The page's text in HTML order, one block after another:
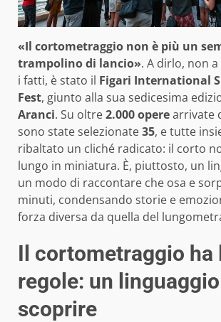
«Il cortometraggio non è più un
trampolino di lancio». A dirlo, non
i fatti, è stato il Figari International
Fest, giunto alla sua sedicesima
Aranci. Su oltre2.000 operearrivate
sono state selezionate35, e tutte
ribaltato un cliché radicato: il corto
lungo in miniatura. È, piuttosto, un
un modo di raccontare che osa e
minuti, condensando storie e
forza diversa da quella del
Il cortometraggio ha
regole: un
scoprire